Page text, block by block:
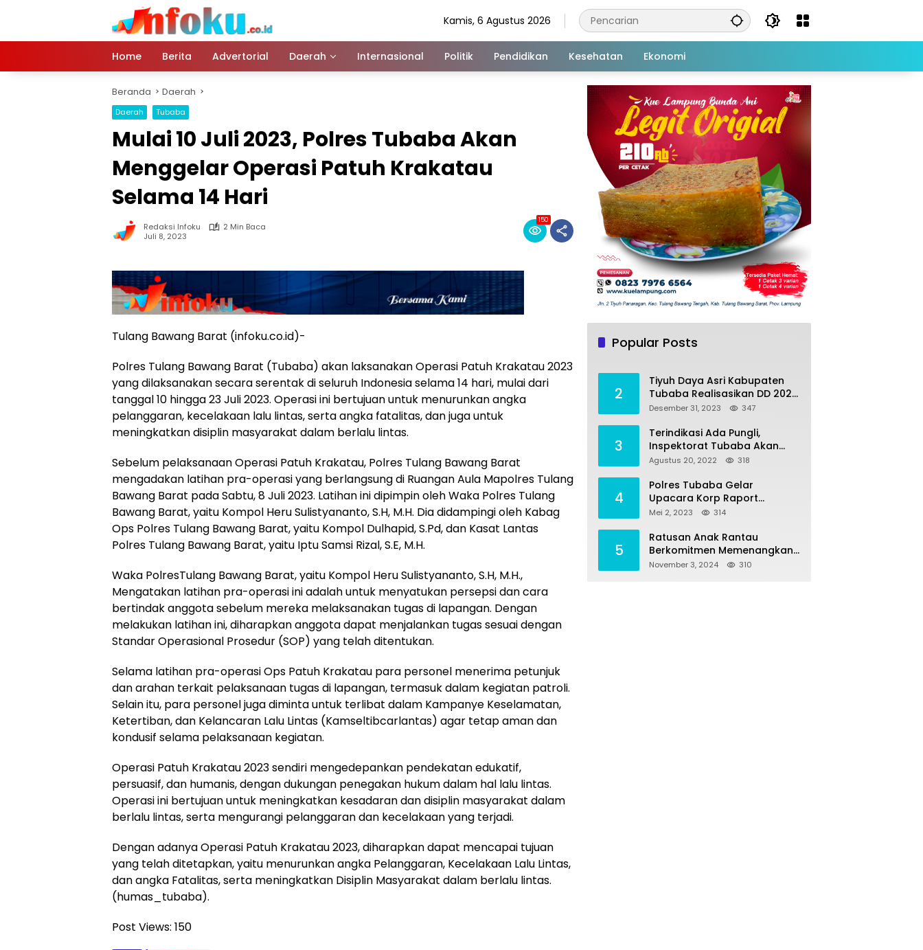
Kamis, 6 Agustus 2026
Home Berita Advertorial Daerah Internasional Politik Pendidikan Kesehatan Ekonomi
Beranda Daerah
Daerah Tubaba
Mulai 10 Juli 2023, Polres Tubaba Akan
Menggelar Operasi Patuh Krakatau
Selama 14 Hari
Redaksi Infoku
2 Min Baca
Juli 8, 2023
150
Tulang Bawang Barat (infoku.co.id)-
Polres Tulang Bawang Barat (Tubaba) akan laksanakan Operasi Patuh Krakatau 2023
yang dilaksanakan secara serentak di seluruh Indonesia selama 14 hari, mulai dari
tanggal 10 hingga 23 Juli 2023. Operasi ini bertujuan untuk menurunkan angka
pelanggaran, kecelakaan lalu lintas, serta angka fatalitas, dan juga untuk
meningkatkan disiplin masyarakat dalam berlalu lintas.
Sebelum pelaksanaan Operasi Patuh Krakatau, Polres Tulang Bawang Barat
mengadakan latihan pra-operasi yang berlangsung di Ruangan Aula Mapolres Tulang
Bawang Barat pada Sabtu, 8 Juli 2023. Latihan ini dipimpin oleh Waka Polres Tulang
Bawang Barat, yaitu Kompol Heru Sulistyananto, S.H, M.H. Dia didampingi oleh Kabag
Ops Polres Tulang Bawang Barat, yaitu Kompol Dulhapid, S.Pd, dan Kasat Lantas
Polres Tulang Bawang Barat, yaitu Iptu Samsi Rizal, S.E, M.H.
Waka PolresTulang Bawang Barat, yaitu Kompol Heru Sulistyananto, S.H, M.H.,
Mengatakan latihan pra-operasi ini adalah untuk menyatukan persepsi dan cara
bertindak anggota sebelum mereka melaksanakan tugas di lapangan. Dengan
melakukan latihan ini, diharapkan anggota dapat menjalankan tugas sesuai dengan
Standar Operasional Prosedur (SOP) yang telah ditentukan.
Selama latihan pra-operasi Ops Patuh Krakatau para personel menerima petunjuk
dan arahan terkait pelaksanaan tugas di lapangan, termasuk dalam kegiatan patroli.
Selain itu, para personel juga diminta untuk terlibat dalam Kampanye Keselamatan,
Ketertiban, dan Kelancaran Lalu Lintas (Kamseltibcarlantas) agar tetap aman dan
kondusif selama pelaksanaan kegiatan.
Operasi Patuh Krakatau 2023 sendiri mengedepankan pendekatan edukatif,
persuasif, dan humanis, dengan dukungan penegakan hukum dalam hal lalu lintas.
Operasi ini bertujuan untuk meningkatkan kesadaran dan disiplin masyarakat dalam
berlalu lintas, serta mengurangi pelanggaran dan kecelakaan yang terjadi.
Dengan adanya Operasi Patuh Krakatau 2023, diharapkan dapat mencapai tujuan
yang telah ditetapkan, yaitu menurunkan angka Pelanggaran, Kecelakaan Lalu Lintas,
dan angka Fatalitas, serta meningkatkan Disiplin Masyarakat dalam berlalu lintas.
(humas_tubaba).
Post Views: 150
Popular Posts
tahun 2022 Untuk sejumlah
Juli 4, 2022
2
Tiyuh Daya Asri Kabupaten
Tubaba Realisasikan DD 2023
Untuk Sejumlah Program
Desember 31, 2023 347
3
Terindikasi Ada Pungli,
Inspektorat Tubaba Akan
Panggil Kepala SDN 7
Agustus 20, 2022 318
4
Polres Tubaba Gelar
Upacara Korp Raport
Kenaikan Pangkat
Effendi
Mei 2, 2023 314
5
Ratusan Anak Rantau
Berkomitmen Memenangkan
Pasangan NONA di Pilkada
November 3, 2024 310